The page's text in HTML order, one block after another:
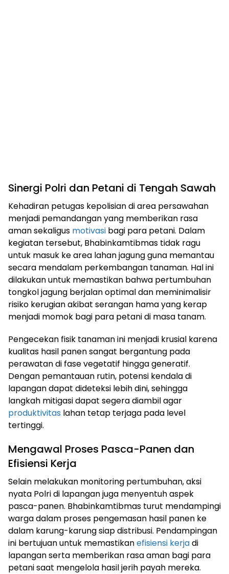
Sinergi Polri dan Petani di Tengah Sawah
Kehadiran petugas kepolisian di area persawahan
menjadi pemandangan yang memberikan rasa
aman sekaligus motivasi bagi para petani. Dalam
kegiatan tersebut, Bhabinkamtibmas tidak ragu
untuk masuk ke area lahan jagung guna memantau
secara mendalam perkembangan tanaman. Hal ini
dilakukan untuk memastikan bahwa pertumbuhan
tongkol jagung berjalan optimal dan meminimalisir
risiko kerugian akibat serangan hama yang kerap
menjadi momok bagi para petani di masa tanam.
Pengecekan fisik tanaman ini menjadi krusial karena
kualitas hasil panen sangat bergantung pada
perawatan di fase vegetatif hingga generatif.
Dengan pemantauan rutin, potensi kendala di
lapangan dapat dideteksi lebih dini, sehingga
langkah mitigasi dapat segera diambil agar
produktivitas lahan tetap terjaga pada level
tertinggi.
Mengawal Proses Pasca-Panen dan
Efisiensi Kerja
Selain melakukan monitoring pertumbuhan, aksi
nyata Polri di lapangan juga menyentuh aspek
pasca-panen. Bhabinkamtibmas turut mendampingi
warga dalam proses pengemasan hasil panen ke
dalam karung-karung siap distribusi. Pendampingan
ini bertujuan untuk memastikanefisiensi kerjadi
lapangan serta memberikan rasa aman bagi para
petani saat mengelola hasil jerih payah mereka.